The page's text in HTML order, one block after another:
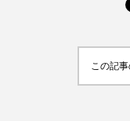
この記